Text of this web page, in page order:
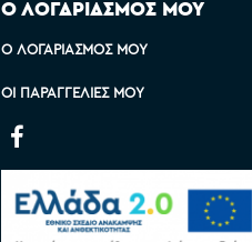
Ο ΛΟΓΑΡΙΑΣΜΟΣ ΜΟΥ
Ο ΛΟΓΑΡΙΑΣΜΌΣ ΜΟΥ
ΟΙ ΠΑΡΑΓΓΕΛΊΕΣ ΜΟΥ